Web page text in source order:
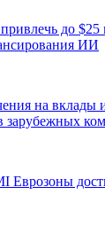
до
ИИ
на вклады
зарубежных
Еврозоны